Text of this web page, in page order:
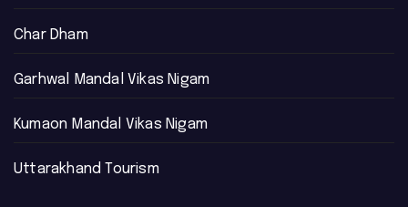
Char Dham
Garhwal Mandal Vikas Nigam
Kumaon Mandal Vikas Nigam
Uttarakhand Tourism